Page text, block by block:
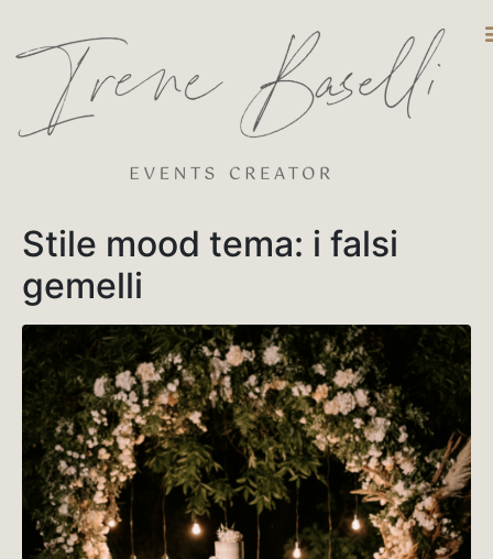
Stile mood tema: i falsi
gemelli